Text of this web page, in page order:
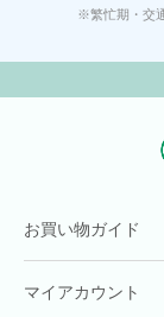
※繁忙期・交
お買い物ガイド
マイアカウント